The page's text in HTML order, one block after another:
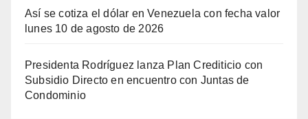
Así se cotiza el dólar en Venezuela con fecha valor
lunes 10 de agosto de 2026
Presidenta Rodríguez lanza Plan Crediticio con
Subsidio Directo en encuentro con Juntas de
Condominio